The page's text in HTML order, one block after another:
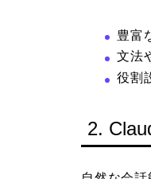
豊富
文法
役割
2.